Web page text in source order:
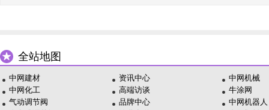
全站地图
中网建材
中网化工
气动调节阀
资讯中心
高端访谈
品牌中心
中网机械
牛涂网
中网机器人